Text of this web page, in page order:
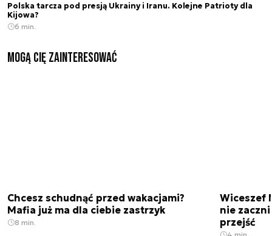
Polska tarcza pod presją Ukrainy i Iranu. Kolejne Patrioty dla
Kijowa?
6 min.
Mogą Cię zainteresować
Chcesz schudnąć przed wakacjami?
Mafia już ma dla ciebie zastrzyk
8 min.
Wiceszef
nie
przejść